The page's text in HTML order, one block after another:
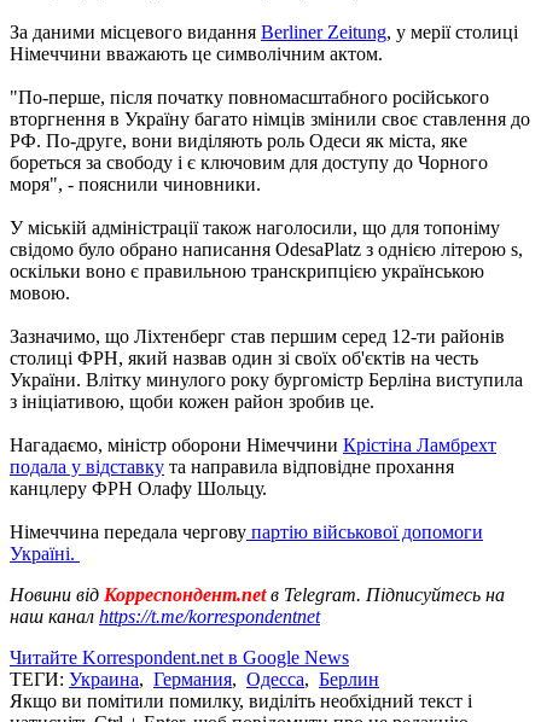
За даними місцевого видання Berliner Zeitung, у мерії столиці
Німеччини вважають це символічним актом.
"По-перше, після початку повномасштабного російського
вторгнення в Україну багато німців змінили своє ставлення до
РФ. По-друге, вони виділяють роль Одеси як міста, яке
бореться за свободу і є ключовим для доступу до Чорного
моря", - пояснили чиновники.
У міській адміністрації також наголосили, що для топоніму
свідомо було обрано написання OdesaРlatz з однією літерою s,
оскільки воно є правильною транскрипцією українською
мовою.
Зазначимо, що Ліхтенберг став першим серед 12-ти районів
столиці ФРН, який назвав один зі своїх об'єктів на честь
України. Влітку минулого року бургомістр Берліна виступила
з ініціативою, щоби кожен район зробив це.
Нагадаємо, міністр оборони Німеччини Крістіна Ламбрехт
подала у відставку та направила відповідне прохання
канцлеру ФРН Олафу Шольцу.
Німеччина передала чергову партію військової допомоги
Україні.
Новини від Корреспондент.netв Telegram. Підписуйтесь на
наш канал https://t.me/korrespondentnet
Читайте Korrespondent.net в Google News
ТЕГИ: Украина, Германия, Одесса, Берлин
Якщо ви помітили помилку, виділіть необхідний текст і